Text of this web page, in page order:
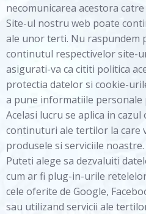
necomunicarea acestora
Site-ul nostru web poate
ale unor terti. Nu raspundem
continutul respectivelor site-
asigurati-va ca cititi politica
protectia datelor si cookie-
a pune informatiile personale
Acelasi lucru se aplica in
continuturi ale tertilor la care
produsele si serviciile noastre.
Puteti alege sa dezvaluiti
cum ar fi plug-in-urile
cele oferite de Google,
sau utilizand servicii ale